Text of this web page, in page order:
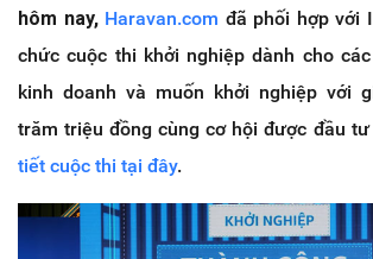
hôm nay, Haravan.com đã phối hợp với
chức cuộc thi khởi nghiệp dành cho
kinh doanh và muốn khởi nghiệp với
trăm triệu đồng cùng cơ hội được đầu
tiết cuộc thi tại đây.